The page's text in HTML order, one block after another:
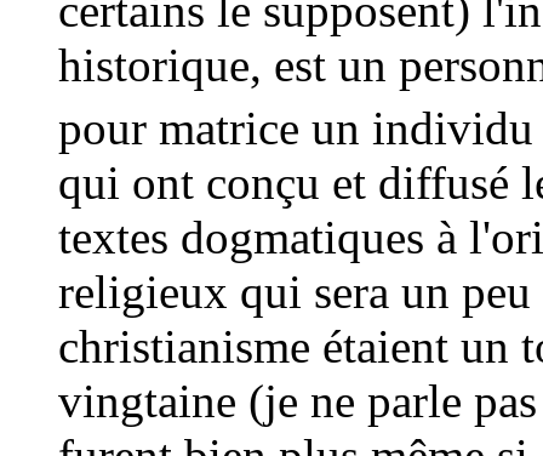
historique, est un
pour matrice un individu
qui ont conçu et diffusé
textes dogmatiques à
religieux qui sera un
christianisme étaient un
vingtaine (je ne parle